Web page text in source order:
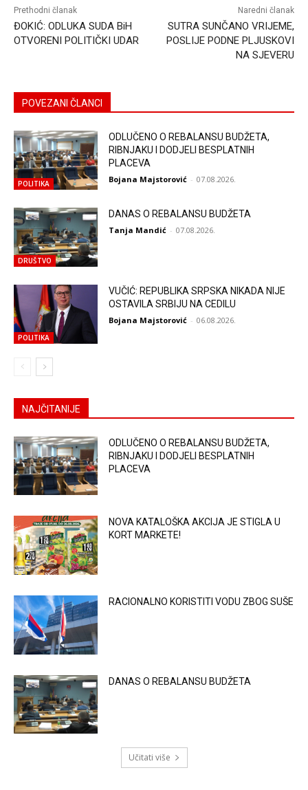
Prethodni članak
ĐOKIĆ: ODLUKA SUDA BiH
OTVORENI POLITIČKI UDAR
Naredni članak
SUTRA SUNČANO VRIJEME,
POSLIJE PODNE PLJUSKOVI
NA SJEVERU
POVEZANI ČLANCI
POLITIKA
ODLUČENO O REBALANSU BUDŽETA,
RIBNJAKU I DODJELI BESPLATNIH
PLACEVA
Bojana Majstorović - 07.08.2026.
DRUŠTVO
DANAS O REBALANSU BUDŽETA
Tanja Mandić - 07.08.2026.
POLITIKA
VUČIĆ: REPUBLIKA SRPSKA NIKADA NIJE
OSTAVILA SRBIJU NA CEDILU
Bojana Majstorović - 06.08.2026.
NAJČITANIJE
ODLUČENO O REBALANSU BUDŽETA,
RIBNJAKU I DODJELI BESPLATNIH
PLACEVA
NOVA KATALOŠKA AKCIJA JE STIGLA U
KORT MARKETE!
RACIONALNO KORISTITI VODU ZBOG SUŠE
DANAS O REBALANSU BUDŽETA
Učitati više